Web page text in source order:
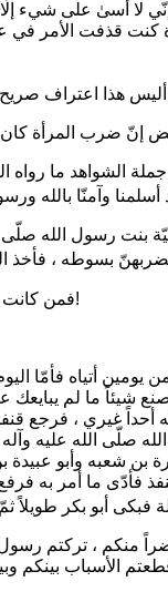
لا أسىٰ على شيء
قذفت الأمر في
أليس هذا اعتراف صريح
الشواهد ما
وآمنّا بالله
رسول الله صلّى
بسوطه ، فأخذ
فمن كانت حالته هكذا فكيف يحترز عن ضرب الصدّيقة فاطمة ؟!
أتياه فأمّا
شيئاً ما لم
أحداً غيري ، فرجع
صلّى الله عليه
بن شعبه وأبو
فأدّی ما أمر به
فبكى أبو بكر
منكم ، تركتم رسول
الأسباب بينكم